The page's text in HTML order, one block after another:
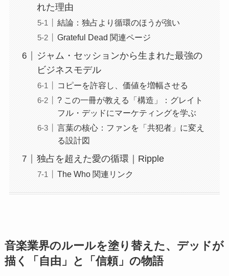
れた理由
結論：独占より循環のほうが強い
Grateful Dead 関連ページ
ジャム・セッションから生まれた最強の
ビジネスモデル
コピーを許容し、価値を増幅させる
? この一冊が教える「構造」：グレイト
フル・デッドにマーケティングを学ぶ
言葉の核心：ファンを「共犯者」に変え
る設計図
独占を超えた愛の循環｜Ripple
The Who 関連リンク
音楽業界のルールを塗り替えた、デッドが
描く「自由」と「信頼」の物語